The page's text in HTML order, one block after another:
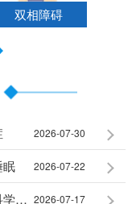
双相障碍
2026-07-30
眠 2026-07-22
白天疲惫、夜里清醒？别硬扛！带你科学搞定慢性失眠 2026-07-17